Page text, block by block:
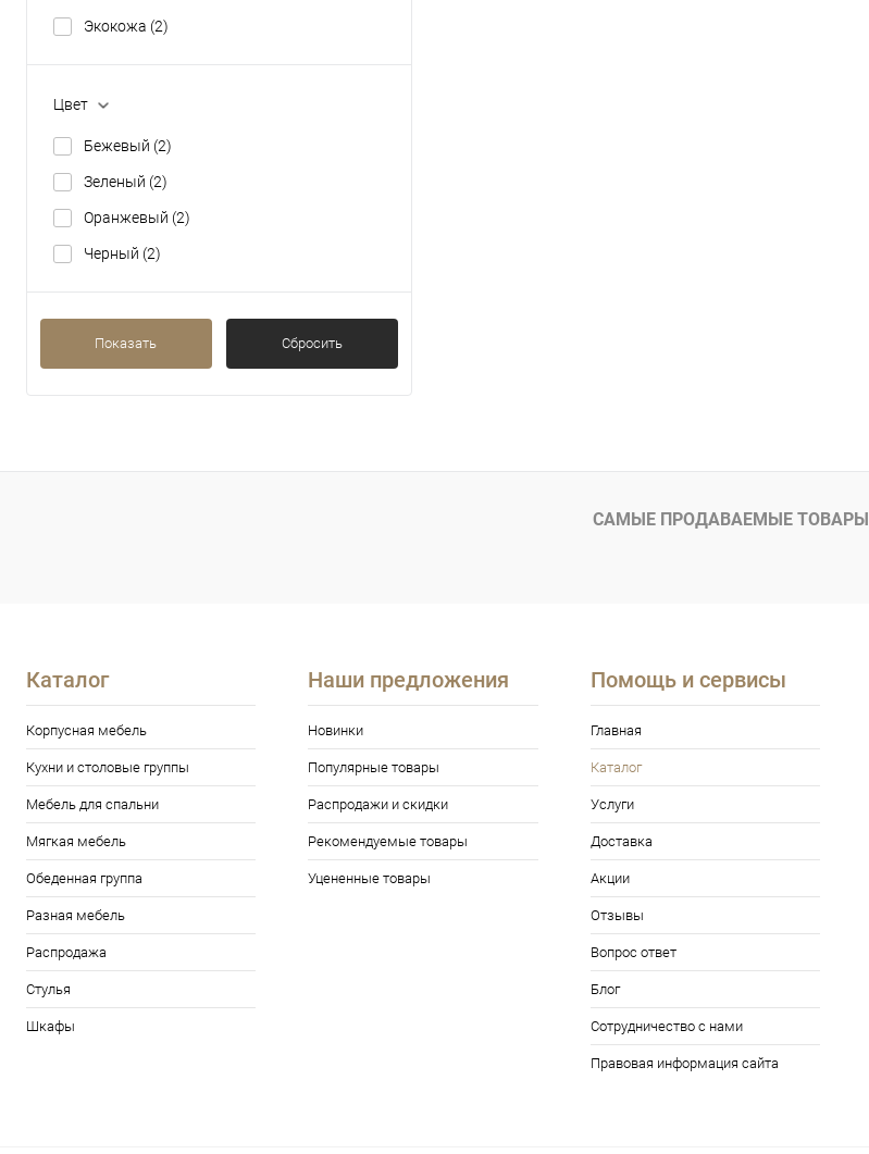
Экокожа (2)
Цвет
Бежевый (2)
Зеленый (2)
Оранжевый (2)
Черный (2)
Показать Сбросить
САМЫЕ ПРОДАВАЕМЫЕ ТОВАРЫ
Каталог
Корпусная мебель
Кухни и столовые группы
Мебель для спальни
Мягкая мебель
Обеденная группа
Разная мебель
Распродажа
Стулья
Шкафы
Наши предложения
Новинки
Популярные товары
Распродажи и скидки
Рекомендуемые товары
Уцененные товары
Помощь и сервисы
Главная
Каталог
Услуги
Доставка
Акции
Отзывы
Вопрос ответ
Блог
Сотрудничество с нами
Правовая информация сайта